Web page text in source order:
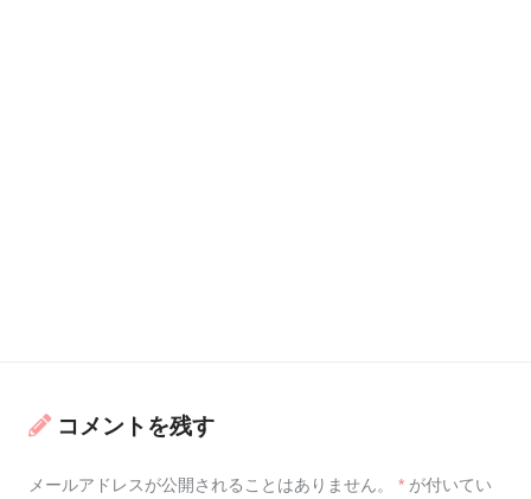
コメントを残す
メールアドレスが公開されることはありません。 * が付いてい